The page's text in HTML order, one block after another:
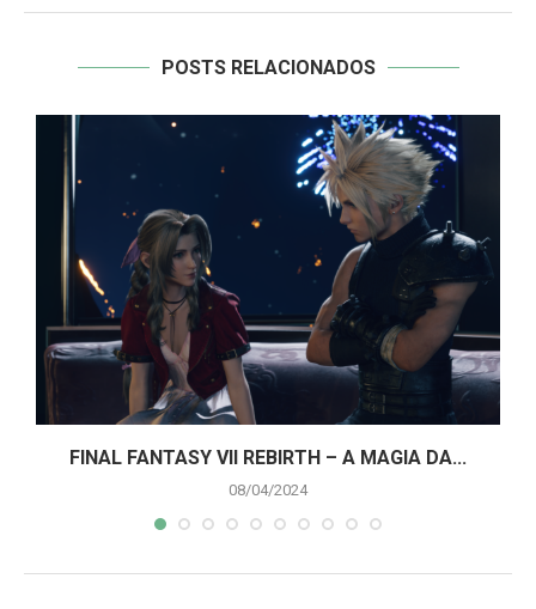
POSTS RELACIONADOS
FINAL FANTASY VII REBIRTH – A MAGIA DA...
08/04/2024